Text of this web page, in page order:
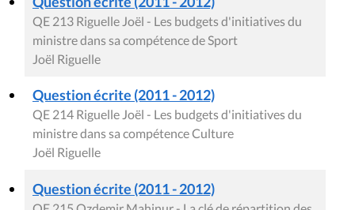
QE 213 Riguelle Joël - Les budgets d'initiatives du
ministre dans sa compétence de Sport
Joël Riguelle
Question écrite (2011 - 2012)
QE 214 Riguelle Joël - Les budgets d'initiatives du
ministre dans sa compétence Culture
Joël Riguelle
Question écrite (2011 - 2012)